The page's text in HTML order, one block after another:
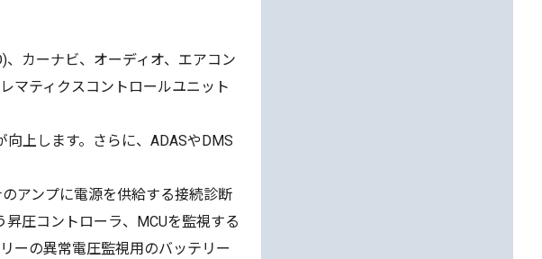
カーナビ、オーディオ、エアコン
マティクスコントロールユニット
上します。さらに、ADASやDMS
アンプに電源を供給する接続診断
圧コントローラ、MCUを監視する
ーの異常電圧監視用のバッテリー